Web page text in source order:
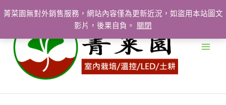
菁菜園無對外銷售服務，網站內容僅為更新近況，如盜用本站圖文
影片，後果自負。
關閉
至
要